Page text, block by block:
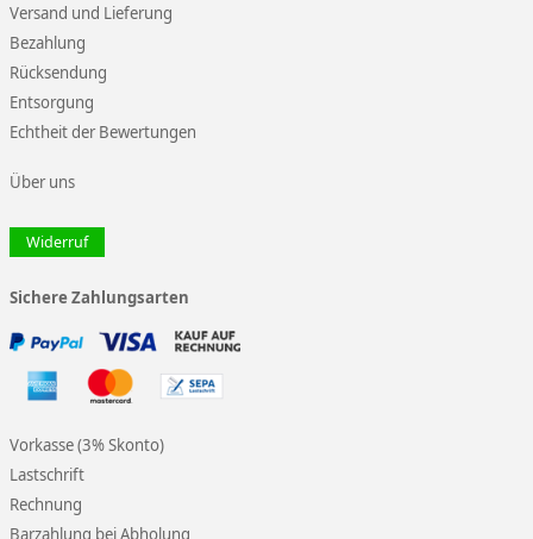
Versand und Lieferung
Bezahlung
Rücksendung
Entsorgung
Echtheit der Bewertungen
Über uns
Widerruf
Sichere Zahlungsarten
Vorkasse (3% Skonto)
Lastschrift
Rechnung
Barzahlung bei Abholung